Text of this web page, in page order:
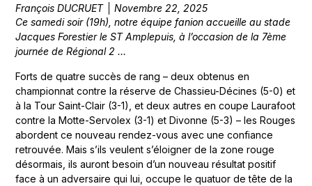
François DUCRUET
Novembre 22, 2025
Ce samedi soir (19h), notre équipe fanion accueille au stade
Jacques Forestier le ST Amplepuis, à l’occasion de la 7ème
journée de Régional 2 …
Forts de quatre succès de rang – deux obtenus en
championnat contre la réserve de Chassieu-Décines (5-0) et
à la Tour Saint-Clair (3-1), et deux autres en coupe Laurafoot
contre la Motte-Servolex (3-1) et Divonne (5-3) – les Rouges
abordent ce nouveau rendez-vous avec une confiance
retrouvée. Mais s’ils veulent s’éloigner de la zone rouge
désormais, ils auront besoin d’un nouveau résultat positif
face à un adversaire qui lui, occupe le quatuor de tête de la